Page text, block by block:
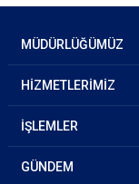
MÜDÜRLÜĞÜMÜZ
HİZMETLERİMİZ
İŞLEMLER
GÜNDEM